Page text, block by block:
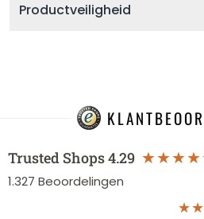
Productveiligheid
Trusted Shops4.29
1.327 Beoordelingen